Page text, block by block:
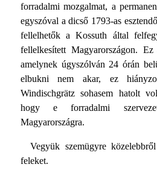
forradalmi mozgalmat, a
egyszóval a dicső 1793-as
fellelhetők a Kossuth által
fellelkesített Magyarországon.
amelynek úgyszólván 24 órán
elbukni nem akar, ez
Windischgrätz sohasem hatolt
hogy e forradalmi
Magyarországra.
Vegyük szemügyre
feleket.